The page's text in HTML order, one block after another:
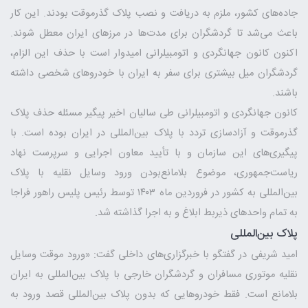
جاده‌های کشور، ملزم به دریافت و نصب پلاک گذرموقت بودند. این کار
باعث می‌شد تا گردشگران برای مدت‌ها در مرز‌های ایران معطل شوند.
اکنون کانون جهانگردی و اتومبیلرانی امیدوار است با حذف این الزام،
گردشگران میل بیشتری برای سفر به ایران با خودرو‌های شخصی داشته
باشند.
کانون جهانگردی و اتومبیلرانی طی سالیان اخیر پیگیر مسئله حذف پلاک
گذرموقت و آزادسازی تردد با پلاک بین‌المللی در ایران بوده است. با
پیگیری‌های این سازمان و با تأیید معاون اجرایی و سرپرست نهاد
ریاست‌جمهوری، موضوع بلامانع‌بودن ورود وسایل نقلیه با پلاک
بین‌المللی به کشور در فروردین ماه ۱۴۰۳ توسط رئیس پلیس راهور فراجا
به تمام واحد‌های ذیربط ابلاغ و به اجرا گذاشته شد.
پلاک بین‌المللی
امید شریفی در گفتگو با خبرگزاری‌های داخلی گفت: «ورود موقت وسایل
نقلیه موتوری مسافران و گردشگران خارجی با پلاک بین‌المللی به ایران
بلامانع است. فقط خودروهایی که بدون پلاک بین‌المللی قصد ورود به